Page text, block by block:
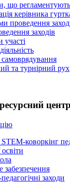
що
керівника
проведення
заходів
самоврядування
та турнірний рух
центр
коворкінг
забезпечення
заходи